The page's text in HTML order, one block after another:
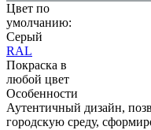
Цвет по
умолчанию:
Серый
RAL
Покраска в
любой цвет
Особенности
Аутентичный дизайн,
городскую среду,